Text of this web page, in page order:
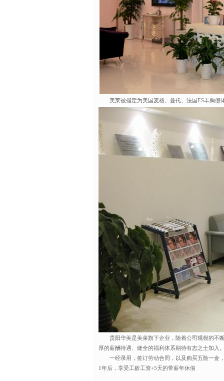
美莱被指定为美国麦格、曼托、法国ES丰胸假
贵阳华美是美莱旗下企业，随着公司规模的不
厚的薪酬待遇、健全的福利体系期待有志之士加入
一经录用，签订劳动合同，以及购买五险一金
1年后，享受工龄工资+5天的带薪年休假